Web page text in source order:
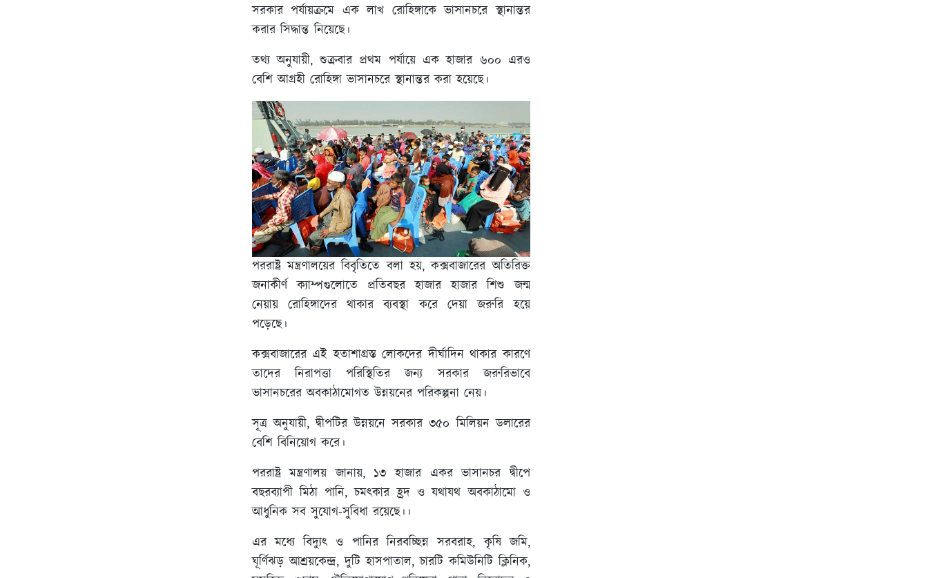
সরকার পর্যায়ক্রমে এক লাখ রোহিঙ্গাকে ভাসানচরে স্থানান্তর
করার সিদ্ধান্ত নিয়েছে।
তথ্য অনুযায়ী, শুক্রবার প্রথম পর্যায়ে এক হাজার ৬০০ এরও
বেশি আগ্রহী রোহিঙ্গা ভাসানচরে স্থানান্তর করা হয়েছে।
পররাষ্ট্র মন্ত্রণালয়ের বিবৃতিতে বলা হয়, কক্সবাজারের অতিরিক্ত
জনাকীর্ণ ক্যাম্পগুলোতে প্রতিবছর হাজার হাজার শিশু জন্ম
নেয়ায় রোহিঙ্গাদের থাকার ব্যবস্থা করে দেয়া জরুরি হয়ে
পড়েছে।
কক্সবাজারের এই হতাশাগ্রস্ত লোকদের দীর্ঘাদিন থাকার কারণে
তাদের নিরাপত্তা পরিস্থিতির জন্য সরকার জরুরিভাবে
ভাসানচরের অবকাঠামোগত উন্নয়নের পরিকল্পনা নেয়।
সূত্র অনুযায়ী, দ্বীপটির উন্নয়নে সরকার ৩৫০ মিলিয়ন ডলারের
বেশি বিনিয়োগ করে।
পররাষ্ট্র মন্ত্রণালয় জানায়, ১৩ হাজার একর ভাসানচর দ্বীপে
বছরব্যাপী মিঠা পানি, চমৎকার হ্রদ ও যথাযথ অবকাঠামো ও
আধুনিক সব সুযোগ-সুবিধা রয়েছে।।
এর মধ্যে বিদ্যুৎ ও পানির নিরবচ্ছিন্ন সরবরাহ, কৃষি জমি,
ঘূর্ণিঝড় আশ্রয়কেন্দ্র, দুটি হাসপাতাল, চারটি কমিউনিটি ক্লিনিক,